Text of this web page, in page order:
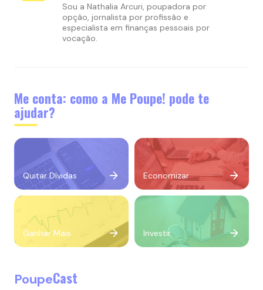
Sou a Nathalia Arcuri, poupadora por
opção, jornalista por profissão e
especialista em finanças pessoais por
vocação.
Me conta: como a Me Poupe! pode te
ajudar?
Quitar Dívidas Economizar
Ganhar Mais Investir
PoupeCast